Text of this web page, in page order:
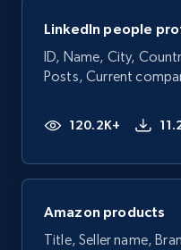
LinkedIn people
ID, Name, City,
Posts, Current
120.2K+
Amazon products
Title, Seller name,